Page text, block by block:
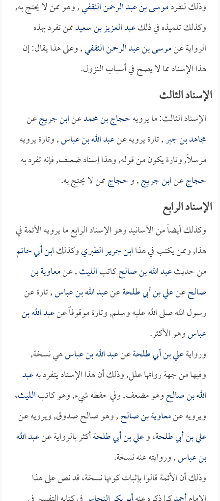
وذلك لتفردموسى بن عبد الرحمن الثقفي, وهو ممن لا يحتج به,
وكذلك تلميذه في ذلكعبد العزيز بن سعيدممن تفرد بهذه
الرواية عنموسى بن عبد الرحمن الثقفي, وعلى هذا يقال: إن
هذا الإسناد مما لا يصح في أسباب النزول.
الإسناد الثالث
الإسناد الثالث: ما يرويهحجاج بن محمدعنابن جريجعن
مجاهد بن جبر, تارة يرويه عنعبد الله بن عباس, وتارة يرويه
مرسلاً, وتارة يكون من قوله, وهذا إسناد ضعيف, فإنه تفرد به
حجاجعنابن جريج, وحجاجممن لا يحتج به.
الإسناد الرابع
وكذلك أيضاً من الأسانيد وهو الإسناد الرابع ما يرويه الأئمة في
هذا, وممن يكتب في هذاابن جرير الطبريوكذلكابن أبي حاتم
من حديثعبد الله بن صالحكاتبالليث, عنمعاوية بن
صالحعنعلي بن أبي طلحةعنعبد الله بن عباس, تارة عن
رسول الله صلى الله عليه وسلم, وتارة موقوفاً عنعبد الله بن
عباسوهو الأكثر.
وروايةعلي بن أبي طلحةعنعبد الله بن عباسهي نسخة,
وفيها من جهة رواتها علل, وذلك أن هذا الإسناد يتفرد بهعبد
الله بن صالحوهو مضعف, وفي حفظه شيء, وهو كاتبالليث،
ويرويه عنمعاوية بن صالح, وهو صالح صدوق, ويرويه عن
علي بن أبي طلحة، وعلي بن أبي طلحةأكثر بالرواية عنعبد الله
بن عباس, وروايته عنه نسخة.
وذلك أن الأئمة قالوا بإثبات كونها نسخة، قد نص على هذا